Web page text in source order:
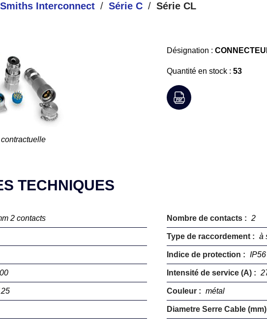
Smiths Interconnect Série C Série CL
Désignation :
Quantité en stock : 53
TECHNIQUES
2 contacts Nombre de contacts : 2
Type de raccordement : à
Indice de protection : IP56
Intensité de service (A) :
Couleur : métal
Diametre Serre Cable